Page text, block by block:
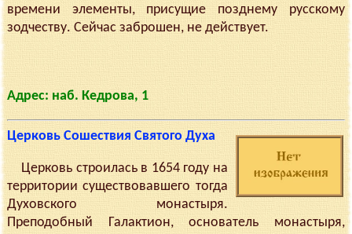
времени элементы, присущие позднему русскому
зодчеству. Сейчас заброшен, не действует.
Адрес: наб. Кедрова, 1
Церковь Сошествия Святого Духа
Церковь строилась в 1654 году на
территории существовавшего тогда
Духовского монастыря.
Преподобный Галактион, основатель монастыря,